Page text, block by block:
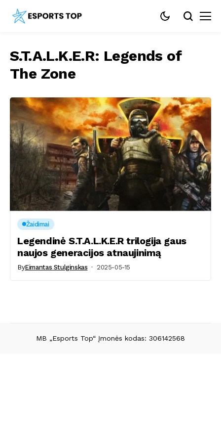
S.T.A.L.K.E.R: Legends of
The Zone
Žaidimai
Legendinė S.T.A.L.K.E.R trilogija gaus
naujos generacijos atnaujinimą
ByEimantas Stulginskas 2025-05-15
MB „Esports Top“ Įmonės kodas: 306142568